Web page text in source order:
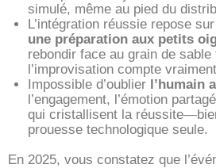
simulé, même au pied du
L’intégration réussie repose sur
une préparation aux petits
rebondir face au grain de
l’improvisation compte
Impossible d’oublier l’humain
l’engagement, l’émotion
qui cristallisent la
prouesse technologique seule.
En 2025, vous constatez que